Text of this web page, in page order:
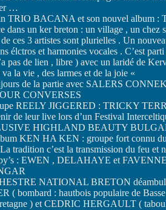
…
TRIO BACANA et son nouvel album
dans un ker breton : un village , un
ces 3 artistes sont plurielles . Un
élctros et harmonies vocales . C’est
pas de lien , libre ) avec un laridé de
la vie , des larmes et de la joie «
de la partie avec SALERS
CONVERSES
REELY JIGGERED : TRICKY
de leur live lors d’un Festival
HIGHLAND BEAUTY
KEN HA KEN : groupe fort connu
tradition c’est la transmission du feu
: EWEN , DELAHAYE et
NATIONAL BRETON
( bombard : hautbois populaire de
) et CEDRIC HERGAULT (